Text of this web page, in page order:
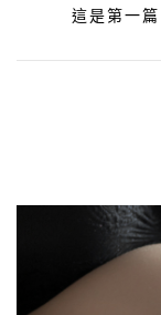
這是第一篇